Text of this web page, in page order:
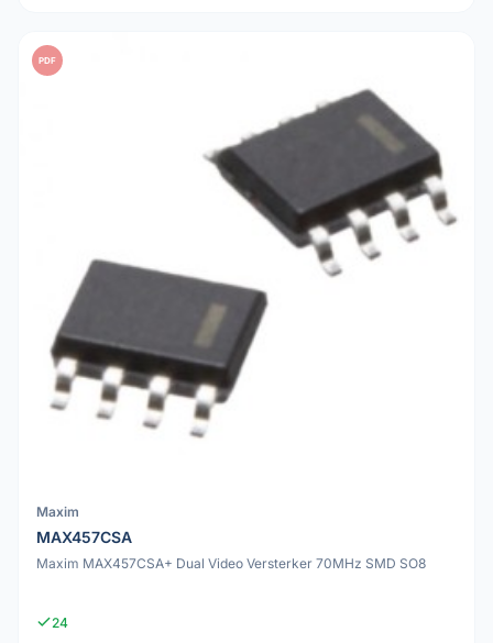
PDF
Maxim
MAX457CSA
Maxim MAX457CSA+ Dual Video Versterker 70MHz SMD SO8
24